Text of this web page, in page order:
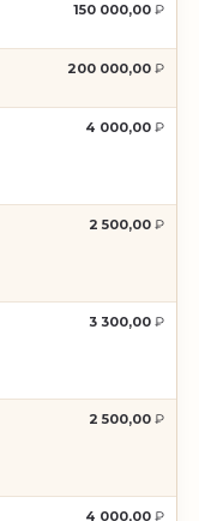
150 000,00
200 000,00
4 000,00
2 500,00
3 300,00
2 500,00
4 000,00